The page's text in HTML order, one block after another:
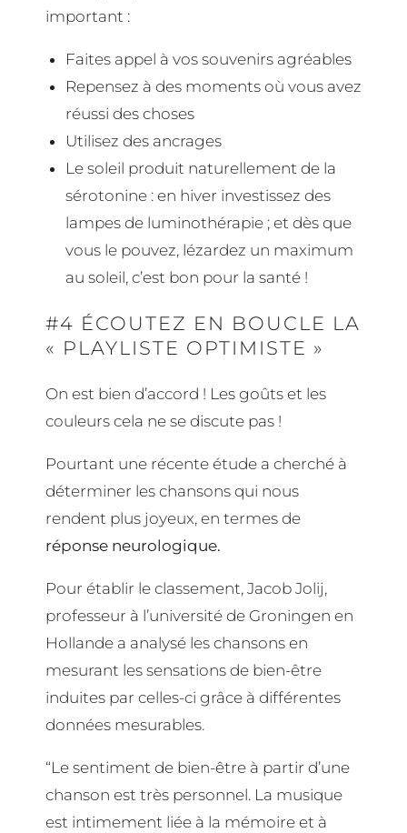
important :
Faites appel à vos souvenirs agréables
Repensez à des moments où vous avez
réussi des choses
Utilisez des ancrages
Le soleil produit naturellement de la
sérotonine : en hiver investissez des
lampes de luminothérapie ; et dès que
vous le pouvez, lézardez un maximum
au soleil, c’est bon pour la santé !
#4 ÉCOUTEZ EN BOUCLE LA
« PLAYLISTE OPTIMISTE »
On est bien d’accord ! Les goûts et les
couleurs cela ne se discute pas !
Pourtant une récente étude a cherché à
déterminer les chansons qui nous
rendent plus joyeux, en termes de
réponse neurologique.
Pour établir le classement, Jacob Jolij,
professeur à l’université de Groningen en
Hollande a analysé les chansons en
mesurant les sensations de bien-être
induites par celles-ci grâce à différentes
données mesurables.
“Le sentiment de bien-être à partir d’une
chanson est très personnel. La musique
est intimement liée à la mémoire et à